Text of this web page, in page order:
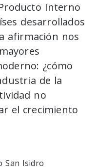
Interno
desarrollados
afirmación nos
¿cómo
de la
no
el crecimiento